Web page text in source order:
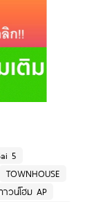
5
TOWNHOUSE
าวน์โฮม AP